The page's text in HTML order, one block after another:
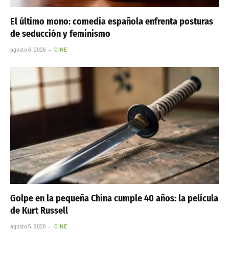
El último mono: comedia española enfrenta posturas
de seducción y feminismo
agosto 6, 2026 CINE
Golpe en la pequeña China cumple 40 años: la película
de Kurt Russell
agosto 5, 2026 CINE